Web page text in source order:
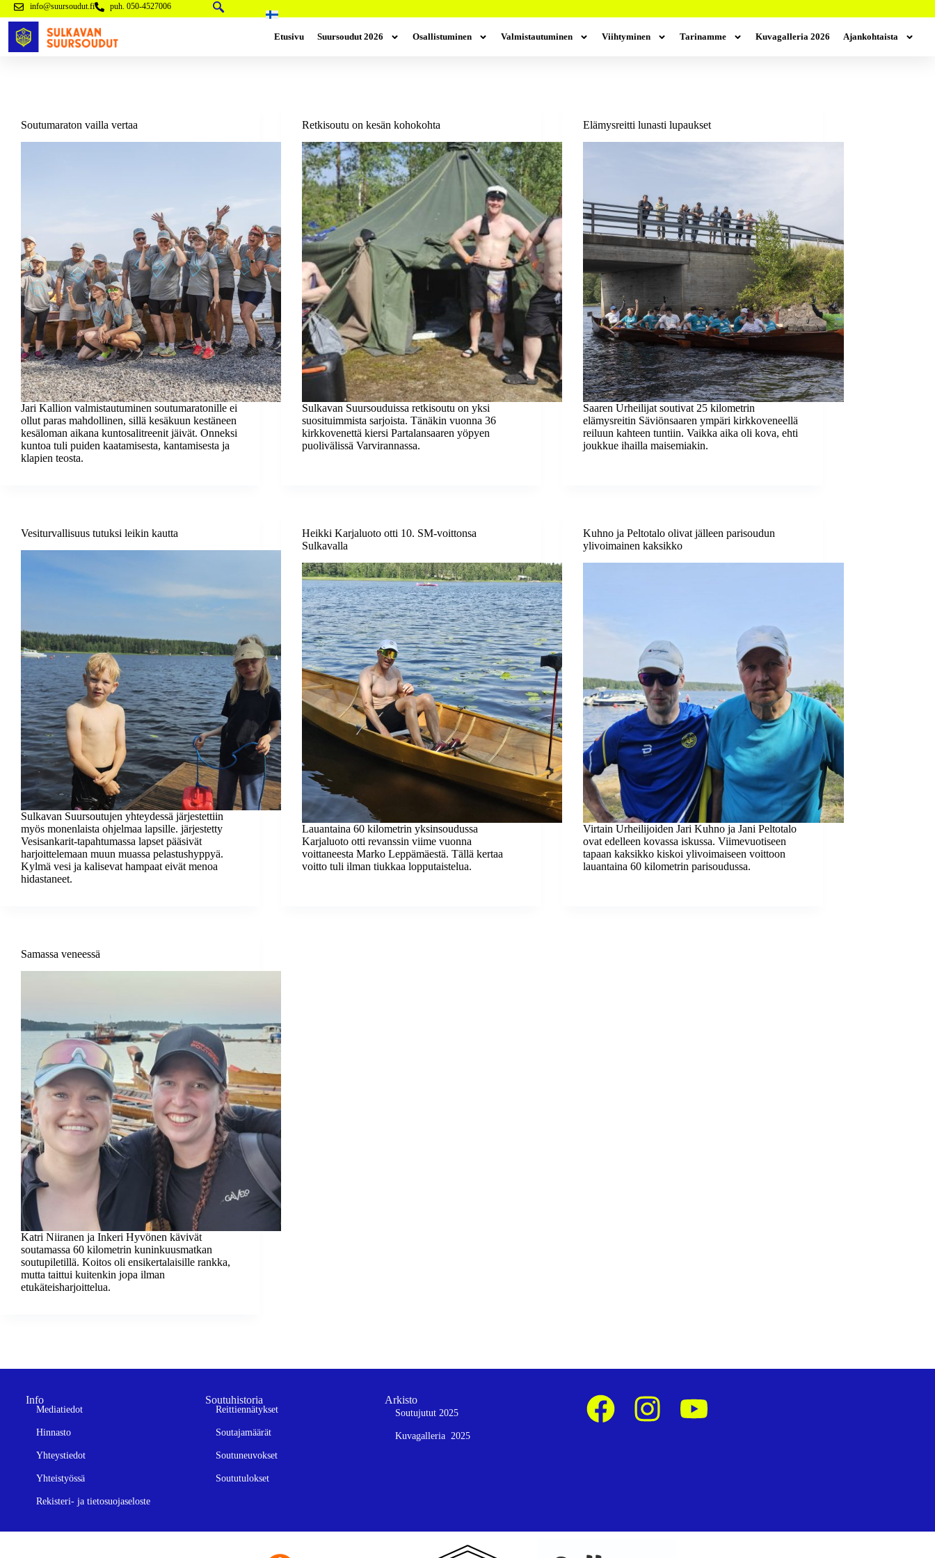
info@suursoudut.fi puh. 050-4527006
Etusivu Suursoudut 2026 Osallistuminen Valmistautuminen Viihtyminen Tarinamme Kuvagalleria 2026 Ajankohtaista
Soutumaraton vailla vertaa
Jari Kallion valmistautuminen soutumaratonille ei
ollut paras mahdollinen, sillä kesäkuun kestäneen
kesäloman aikana kuntosalitreenit jäivät. Onneksi
kuntoa tuli puiden kaatamisesta, kantamisesta ja
klapien teosta.
Retkisoutu on kesän kohokohta
Sulkavan Suursouduissa retkisoutu on yksi
suosituimmista sarjoista. Tänäkin vuonna 36
kirkkovenettä kiersi Partalansaaren yöpyen
puolivälissä Varvirannassa.
Elämysreitti lunasti lupaukset
Saaren Urheilijat soutivat 25 kilometrin
elämysreitin Säviönsaaren ympäri kirkkoveneellä
reiluun kahteen tuntiin. Vaikka aika oli kova, ehti
joukkue ihailla maisemiakin.
Vesiturvallisuus tutuksi leikin kautta
Sulkavan Suursoutujen yhteydessä järjestettiin
myös monenlaista ohjelmaa lapsille. järjestetty
Vesisankarit-tapahtumassa lapset pääsivät
harjoittelemaan muun muassa pelastushyppyä.
Kylmä vesi ja kalisevat hampaat eivät menoa
hidastaneet.
Heikki Karjaluoto otti 10. SM-voittonsa
Sulkavalla
Lauantaina 60 kilometrin yksinsoudussa
Karjaluoto otti revanssin viime vuonna
voittaneesta Marko Leppämäestä. Tällä kertaa
voitto tuli ilman tiukkaa lopputaistelua.
Kuhno ja Peltotalo olivat jälleen parisoudun
ylivoimainen kaksikko
Virtain Urheilijoiden Jari Kuhno ja Jani Peltotalo
ovat edelleen kovassa iskussa. Viimevuotiseen
tapaan kaksikko kiskoi ylivoimaiseen voittoon
lauantaina 60 kilometrin parisoudussa.
Samassa veneessä
Katri Niiranen ja Inkeri Hyvönen kävivät
soutamassa 60 kilometrin kuninkuusmatkan
soutupiletillä. Koitos oli ensikertalaisille rankka,
mutta taittui kuitenkin jopa ilman
etukäteisharjoittelua.
Info
Mediatiedot
Hinnasto
Yhteystiedot
Yhteistyössä
Rekisteri- ja tietosuojaseloste
Soutuhistoria
Reittiennätykset
Soutajamäärät
Soutuneuvokset
Soututulokset
Arkisto
Soutujutut 2025
Kuvagalleria 2025